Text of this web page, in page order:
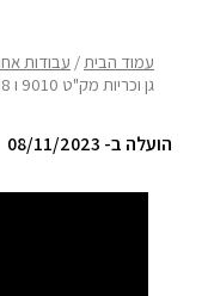
עמוד הבית/ עבודות
גן וכריות מק"ט 9010 ו 10008
הועלה ב- 08/11/2023